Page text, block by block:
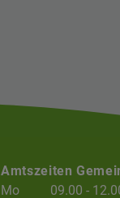
Amtszeiten
Mo
09.00 -